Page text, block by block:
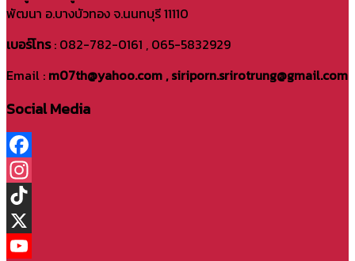
พัฒนา อ.บางบัวทอง จ.นนทบุรี 11110
เบอร์โทร: 082-782-0161 , 065-5832929
Email : m07th@yahoo.com , siriporn.srirotrung@gmail.com
Social Media
Facebook
Instagram
TikTok
X